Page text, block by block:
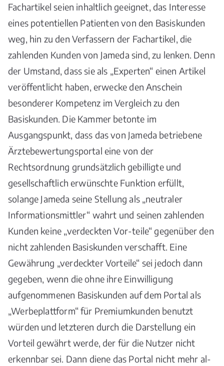
Fachartikel seien inhaltlich geeignet, das Interesse
eines potentiellen Patienten von den Basiskunden
weg, hin zu den Verfassern der Fachartikel, die
zahlenden Kunden von Jameda sind, zu lenken. Denn
der Umstand, dass sie als „Experten“ einen Artikel
veröffentlicht haben, erwecke den Anschein
besonderer Kompetenz im Vergleich zu den
Basiskunden. Die Kammer betonte im
Ausgangspunkt, dass das von Jameda betriebene
Ärztebewertungsportal eine von der
Rechtsordnung grundsätzlich gebilligte und
gesellschaftlich erwünschte Funktion erfüllt,
solange Jameda seine Stellung als „neutraler
Informationsmittler“ wahrt und seinen zahlenden
Kunden keine „verdeckten Vor-teile“ gegenüber den
nicht zahlenden Basiskunden verschafft. Eine
Gewährung „verdeckter Vorteile“ sei jedoch dann
gegeben, wenn die ohne ihre Einwilligung
aufgenommenen Basiskunden auf dem Portal als
„Werbeplattform“ für Premiumkunden benutzt
würden und letzteren durch die Darstellung ein
Vorteil gewährt werde, der für die Nutzer nicht
erkennbar sei. Dann diene das Portal nicht mehr al-